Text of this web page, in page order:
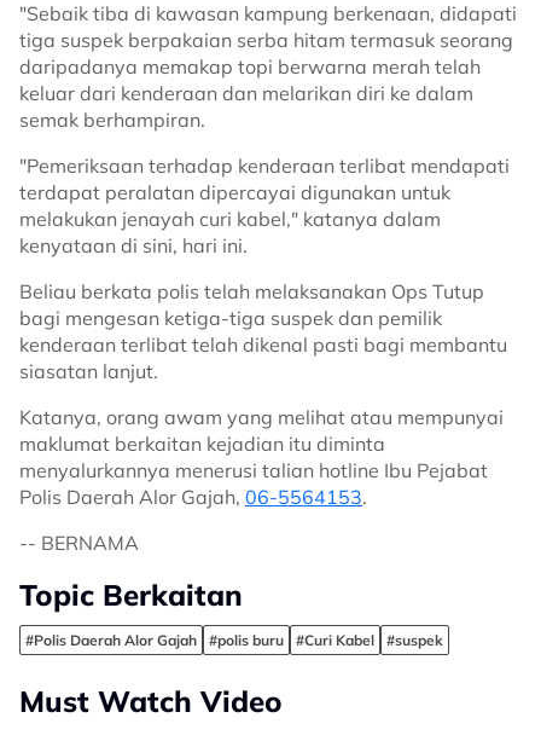
"Sebaik tiba di kawasan kampung berkenaan, didapati
tiga suspek berpakaian serba hitam termasuk seorang
daripadanya memakap topi berwarna merah telah
keluar dari kenderaan dan melarikan diri ke dalam
semak berhampiran.
"Pemeriksaan terhadap kenderaan terlibat mendapati
terdapat peralatan dipercayai digunakan untuk
melakukan jenayah curi kabel," katanya dalam
kenyataan di sini, hari ini.
Beliau berkata polis telah melaksanakan Ops Tutup
bagi mengesan ketiga-tiga suspek dan pemilik
kenderaan terlibat telah dikenal pasti bagi membantu
siasatan lanjut.
Katanya, orang awam yang melihat atau mempunyai
maklumat berkaitan kejadian itu diminta
menyalurkannya menerusi talian hotline Ibu Pejabat
Polis Daerah Alor Gajah, 06-5564153.
-- BERNAMA
Topic Berkaitan
#Polis Daerah Alor Gajah #polis buru #Curi Kabel #suspek
Must Watch Video